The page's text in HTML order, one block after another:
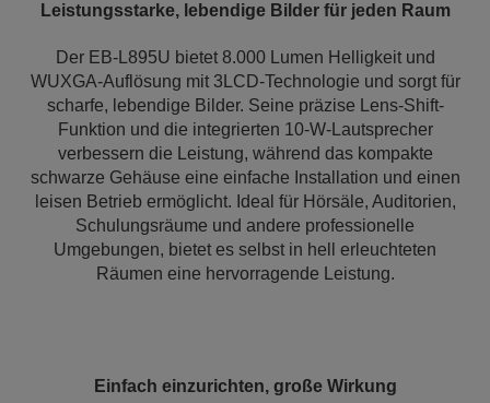
Leistungsstarke, lebendige Bilder für jeden Raum
Der EB-L895U bietet 8.000 Lumen Helligkeit und
WUXGA-Auflösung mit 3LCD-Technologie und sorgt für
scharfe, lebendige Bilder. Seine präzise Lens-Shift-
Funktion und die integrierten 10-W-Lautsprecher
verbessern die Leistung, während das kompakte
schwarze Gehäuse eine einfache Installation und einen
leisen Betrieb ermöglicht. Ideal für Hörsäle, Auditorien,
Schulungsräume und andere professionelle
Umgebungen, bietet es selbst in hell erleuchteten
Räumen eine hervorragende Leistung.
Einfach einzurichten, große Wirkung